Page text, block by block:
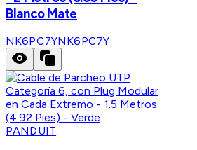
Blanco Mate
NK6PC7YNK6PC7Y
PANDUIT